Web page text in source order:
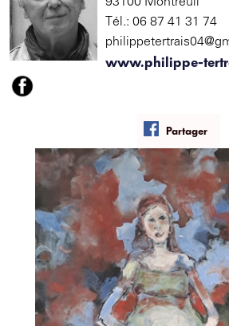
Tél.: 06 87 41 31 74
www.philippe-
Partager